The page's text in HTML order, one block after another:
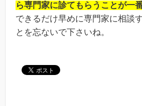
ら専門家に診てもらうことが一
できるだけ早めに専門家に相談
とを忘ないで下さいね。